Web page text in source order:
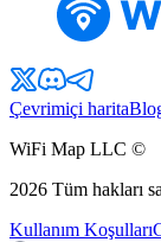
Çevrimiçi harita
WiFi Map LLC ©
2026 Tüm hakları
Kullanım Koşulları